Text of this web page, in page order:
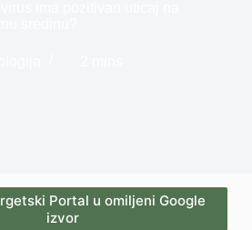
Portal u omiljeni Google
izvor